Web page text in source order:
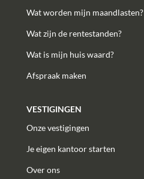
Wat worden mijn maandlasten?
Wat zijn de rentestanden?
Wat is mijn huis waard?
Afspraak maken
VESTIGINGEN
Onze vestigingen
Je eigen kantoor starten
Over ons